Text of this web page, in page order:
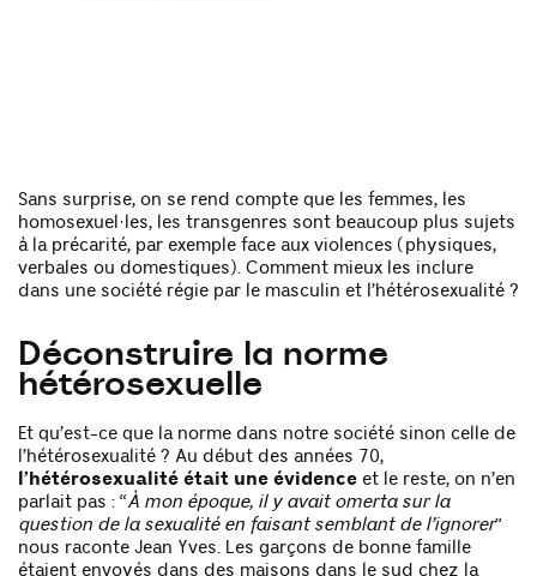
Sans surprise, on se rend compte que les femmes, les
homosexuel·les, les transgenres sont beaucoup plus sujets
à la précarité, par exemple face aux violences (physiques,
verbales ou domestiques). Comment mieux les inclure
dans une société régie par le masculin et l’hétérosexualité ?
Déconstruire la norme
hétérosexuelle
Et qu’est-ce que la norme dans notre société sinon celle de
l’hétérosexualité ? Au début des années 70,
l’hétérosexualité était une évidence et le reste, on n’en
parlait pas : “À mon époque, il y avait omerta sur la
question de la sexualité en faisant semblant de l’ignorer”
nous raconte Jean Yves. Les garçons de bonne famille
étaient envoyés dans des maisons dans le sud chez la